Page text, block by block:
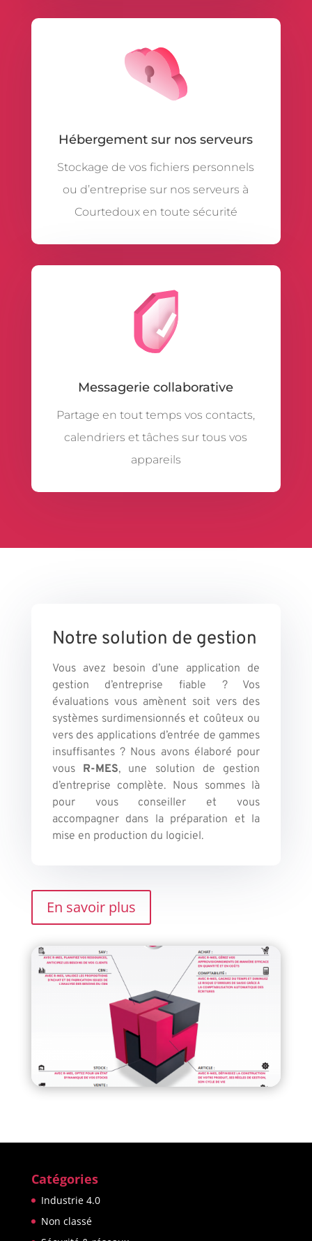
Hébergement sur nos serveurs
Stockage de vos fichiers personnels
ou d’entreprise sur nos serveurs à
Courtedoux en toute sécurité
Messagerie collaborative
Partage en tout temps vos contacts,
calendriers et tâches sur tous vos
appareils
Notre solution de gestion
Vous avez besoin d’une application de
gestion d’entreprise fiable ? Vos
évaluations vous amènent soit vers des
systèmes surdimensionnés et coûteux ou
vers des applications d’entrée de gammes
insuffisantes ? Nous avons élaboré pour
vous R-MES, une solution de gestion
d’entreprise complète. Nous sommes là
pour vous conseiller et vous
accompagner dans la préparation et la
mise en production du logiciel.
En savoir plus
Catégories
Industrie 4.0
Non classé